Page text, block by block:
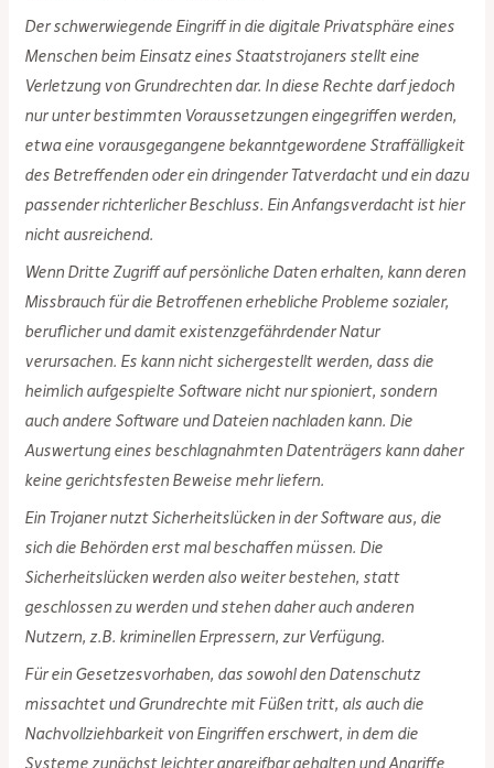
Der schwerwiegende Eingriff in die digitale Privatsphäre eines
Menschen beim Einsatz eines Staatstrojaners stellt eine
Verletzung von Grundrechten dar. In diese Rechte darf jedoch
nur unter bestimmten Voraussetzungen eingegriffen werden,
etwa eine vorausgegangene bekanntgewordene Straffälligkeit
des Betreffenden oder ein dringender Tatverdacht und ein dazu
passender richterlicher Beschluss. Ein Anfangsverdacht ist hier
nicht ausreichend.
Wenn Dritte Zugriff auf persönliche Daten erhalten, kann deren
Missbrauch für die Betroffenen erhebliche Probleme sozialer,
beruflicher und damit existenzgefährdender Natur
verursachen. Es kann nicht sichergestellt werden, dass die
heimlich aufgespielte Software nicht nur spioniert, sondern
auch andere Software und Dateien nachladen kann. Die
Auswertung eines beschlagnahmten Datenträgers kann daher
keine gerichtsfesten Beweise mehr liefern.
Ein Trojaner nutzt Sicherheitslücken in der Software aus, die
sich die Behörden erst mal beschaffen müssen. Die
Sicherheitslücken werden also weiter bestehen, statt
geschlossen zu werden und stehen daher auch anderen
Nutzern, z.B. kriminellen Erpressern, zur Verfügung.
Für ein Gesetzesvorhaben, das sowohl den Datenschutz
missachtet und Grundrechte mit Füßen tritt, als auch die
Nachvollziehbarkeit von Eingriffen erschwert, in dem die
Systeme zunächst leichter angreifbar gehalten und Angriffe